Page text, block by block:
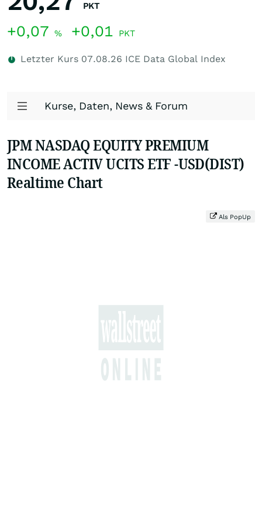
PKT
+0,07 % +0,01 PKT
Letzter Kurs 07.08.26 ICE Data Global Index
Kurse, Daten, News & Forum
JPM NASDAQ EQUITY PREMIUM
INCOME ACTIV UCITS ETF -USD(DIST)
Realtime Chart
Als PopUp